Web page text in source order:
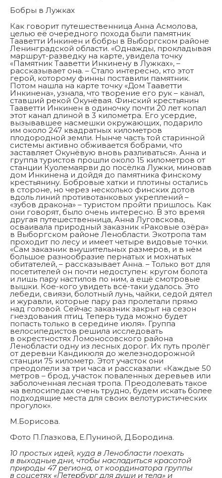
Бобры в Лужках
Как говорит путешественница Анна Асмолова,
целью её очередного похода были памятник
Тааветти Инкинен и бобры в Выборгском районе
Ленинградской области. «Однажды, прокладывая
маршрут-разведку на карте, увидела точку
«Памятник Тааветти Инкинену в Лужках», –
рассказывает она. – Стало интересно, кто этот
герой, которому финны поставили памятник.
Потом нашла на карте точку «Дом Тааветти
Инкинена», узнала, что творение его рук – канал,
ставший рекой Окунёвая. Финский крестьянин
Тааветти Инкинен в одиночку почти 20 лет копал
этот канал длиной в 3 километра. Его усердие,
вызывавшее насмешки окружающих, подарило
им около 247 квадратных километров
плодородной земли. Нынче часть той старинной
системы активно обживается бобрами, что
заставляет Окунёвую вновь разливаться». Анна и
группа туристов прошли около 15 километров от
станции Куолемаярви до посёлка Лужки, миновав
дом Инкинена и дойдя до памятника финскому
крестьянину. Бобровые хатки и плотины остались
в стороне, но через несколько финских дотов
вдоль линий противотанковых укреплений –
«зубов дракона» – туристом пройти пришлось. Как
они говорят, было очень интересно. В это время
другая путешественница, Анна Луговскова,
осваивала природный заказник «Раковые озёра»
в Выборгском районе Ленобласти. Экотропа там
проходит по лесу и имеет четыре видовые точки.
«Сам заказник внушительных размеров, и в нём
большое разнообразие пернатых и мохнатых
обитателей, – рассказывает Анна. – Только вот для
посетителей он почти недоступен: кругом болота
и лишь пару настилов по ним, а ещё смотровые
вышки. Кое-кого увидеть всё-таки удалось. Это
лебеди, свиязи, болотный лунь, чайки, седой дятел
и журавли, которые пару раз пролетали прямо
над головой. Сейчас заказник закрыт на сезон
гнездования птиц. Теперь туда можно будет
попасть только в середине июля». Группа
велосипедистов решила исследовать
в окрестностях Ломоносовского района
Ленобласти одну из лесных дорог. Их путь пролёг
от деревни Кандикюля до железнодорожной
станции 75 километр. Этот участок они
преодолели за три часа и рассказали: «Каждые 50
метров – брод, участок поваленных деревьев или
заболоченная лесная тропа. Преодолевать такое
на велосипедах очень трудно, будем искать более
подходящие места для своих велотуристических
прогулок».
М.Борисова.
Фото П.Глазкова, Е.Пуниной, Д.Бородина.
10 простых идей, куда в Ленобласти поехать
в выходные дни, чтобы насладиться красотой
природы 47 региона, от координатора группы
в соцсетях «Петербург для души и тела» и